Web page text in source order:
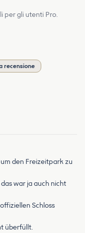
per gli utenti Pro.
recensione
den Freizeitpark zu
war ja auch nicht
Schloss
überfüllt.